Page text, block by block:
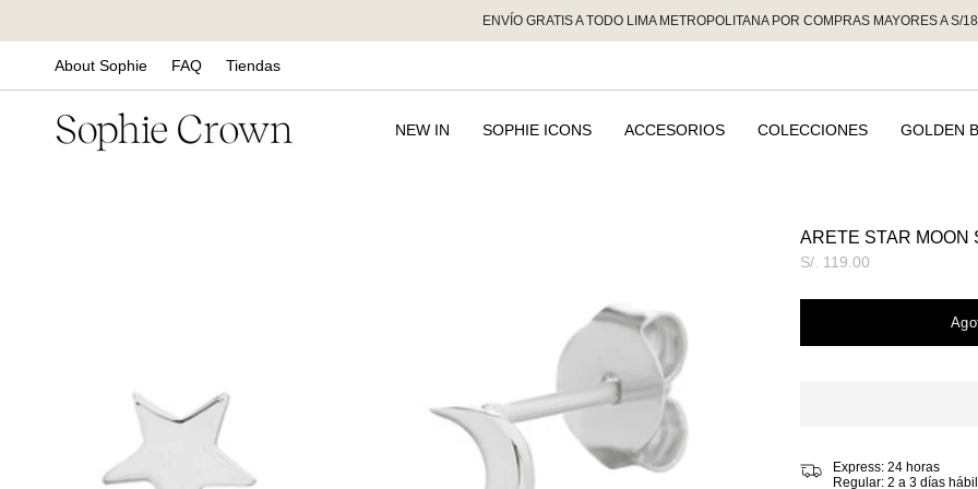
contenido
ENVÍO GRATIS A TODO LIMA METROPOLITANA POR COMPRAS MAYORES A S/
About Sophie FAQ Tiendas
NEW IN SOPHIE ICONS ACCESORIOS COLECCIONES GOLDEN
ARETE STAR MOON
Precio
S/. 119.00
Express: 24 horas
Regular: 2 a 3 días